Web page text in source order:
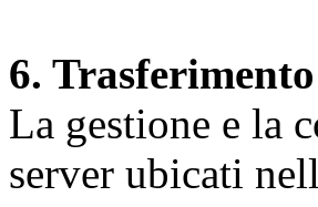
6.
La gestione e la
server ubicati